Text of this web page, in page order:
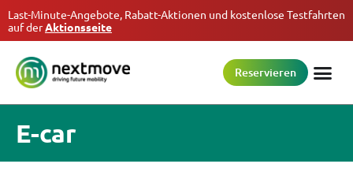
Last-Minute-Angebote, Rabatt-Aktionen und kostenlose Testfahrten
auf derAktionsseite
Reservieren
E-car